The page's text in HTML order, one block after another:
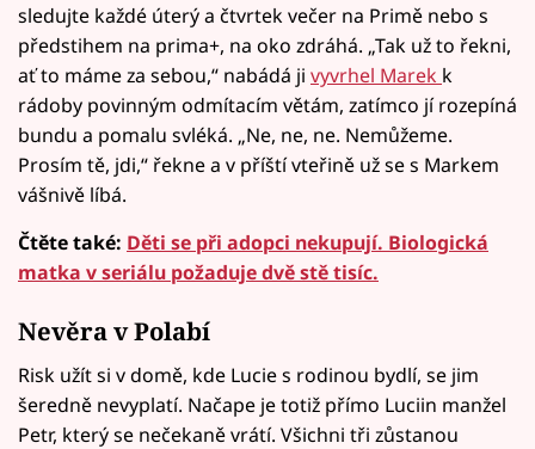
sledujte každé úterý a čtvrtek večer na Primě nebo s
předstihem na prima+, na oko zdráhá. „Tak už to řekni,
ať to máme za sebou,“ nabádá ji vyvrhel Marek k
rádoby povinným odmítacím větám, zatímco jí rozepíná
bundu a pomalu svléká. „Ne, ne, ne. Nemůžeme.
Prosím tě, jdi,“ řekne a v příští vteřině už se s Markem
vášnivě líbá.
Čtěte také: Děti se při adopci nekupují. Biologická
matka v seriálu požaduje dvě stě tisíc.
Nevěra v Polabí
Risk užít si v domě, kde Lucie s rodinou bydlí, se jim
šeredně nevyplatí. Načape je totiž přímo Luciin manžel
Petr, který se nečekaně vrátí. Všichni tři zůstanou